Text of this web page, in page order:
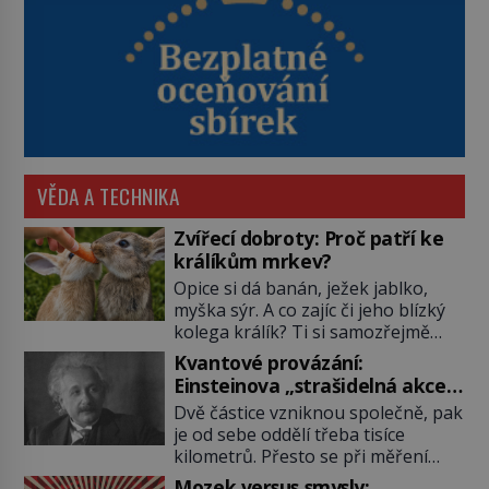
VĚDA A TECHNIKA
Zvířecí dobroty: Proč patří ke
králíkům mrkev?
Opice si dá banán, ježek jablko,
myška sýr. A co zajíc či jeho blízký
kolega králík? Ti si samozřejmě
pochutnají na mrkvi! Proč jsou
podobné představy o potravě
zvířat často spíš mýty? Pokud máte
doma králíka, mrkev mu dát
můžete. A nejspíš mu i bude
chutnat, ovšem měl by ji mít jen
Kvantové provázání:
Einsteinova „strašidelná akce
na dálku“ dál mate i fascinuje
vědce
Dvě částice vzniknou společně, pak
je od sebe oddělí třeba tisíce
kilometrů. Přesto se při měření
chovají, jako by mezi nimi